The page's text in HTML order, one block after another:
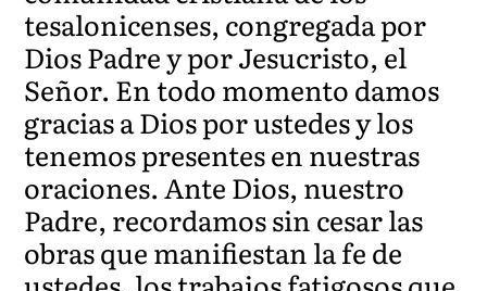
tesalonicenses, congregada por
Dios Padre y por Jesucristo, el
Señor. En todo momento damos
gracias a Dios por ustedes y los
tenemos presentes en nuestras
oraciones. Ante Dios, nuestro
Padre, recordamos sin cesar las
obras que manifiestan la fe de